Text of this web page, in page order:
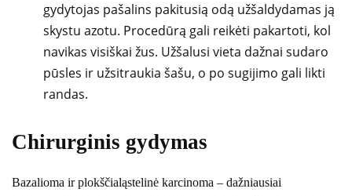
gydytojas pašalins pakitusią odą užšaldydamas ją
skystu azotu. Procedūrą gali reikėti pakartoti, kol
navikas visiškai žus. Užšalusi vieta dažnai sudaro
pūsles ir užsitraukia šašu, o po sugijimo gali likti
randas.
Chirurginis gydymas
Bazalioma ir plokščialąstelinė karcinoma – dažniausiai